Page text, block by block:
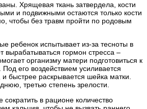
Хрящевая ткань затвердела, кости
и подвижными остаются только кости
чтобы без травм пройти по родовым
ребенок испытывает из-за тесноты в
вырабатываться гормон стресса –
организму матери подготовиться к
его воздействием усиливается
и быстрее раскрывается шейка матки.
третью степень зрелости.
в рационе количество